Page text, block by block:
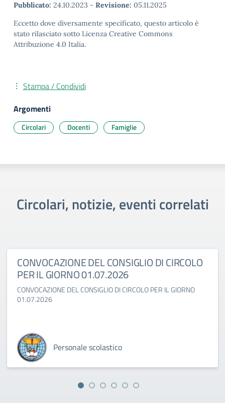
Pubblicato: 24.10.2023 - Revisione: 05.11.2025
Eccetto dove diversamente specificato, questo articolo è
stato rilasciato sotto Licenza Creative Commons
Attribuzione 4.0 Italia.
Stampa / Condividi
Argomenti
Circolari Docenti Famiglie
Circolari, notizie, eventi correlati
CONVOCAZIONE DEL CONSIGLIO DI CIRCOLO
PER IL GIORNO 01.07.2026
CONVOCAZIONE DEL CONSIGLIO DI CIRCOLO PER IL GIORNO
01.07.2026
Personale scolastico